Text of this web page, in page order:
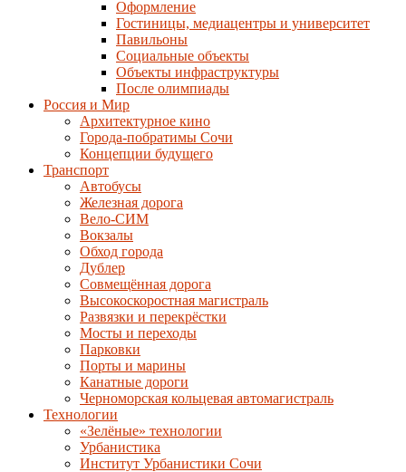
Оформление
Гостиницы, медиацентры и университет
Павильоны
Социальные объекты
Объекты инфраструктуры
После олимпиады
Россия и Мир
Архитектурное кино
Города-побратимы Сочи
Концепции будущего
Транспорт
Автобусы
Железная дорога
Вело-СИМ
Вокзалы
Обход города
Дублер
Совмещённая дорога
Высокоскоростная магистраль
Развязки и перекрёстки
Мосты и переходы
Парковки
Порты и марины
Канатные дороги
Черноморская кольцевая автомагистраль
Технологии
«Зелёные» технологии
Урбанистика
Институт Урбанистики Сочи